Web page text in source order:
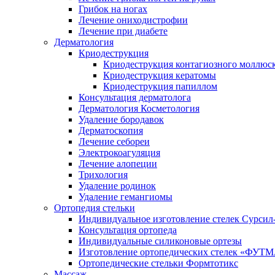
Грибок на ногах
Лечение ониходистрофии
Лечение при диабете
Дерматология
Криодеструкция
Криодеструкция контагиозного
Криодеструкция кератомы
Криодеструкция папиллом
Консультация дерматолога
Дерматология Косметология
Удаление бородавок
Дерматоскопия
Лечение себореи
Электрокоагуляция
Лечение алопеции
Трихология
Удаление родинок
Удаление гемангиомы
Ортопедия стельки
Индивидуальное изготовление стелек
Консультация ортопеда
Индивидуальные силиконовые ортезы
Изготовление ортопедических стелек
Ортопедические стельки Формтотикс